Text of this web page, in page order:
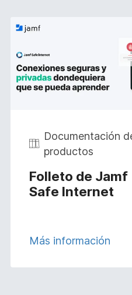
Documentación
productos
Folleto de Jamf
Safe Internet
Más información